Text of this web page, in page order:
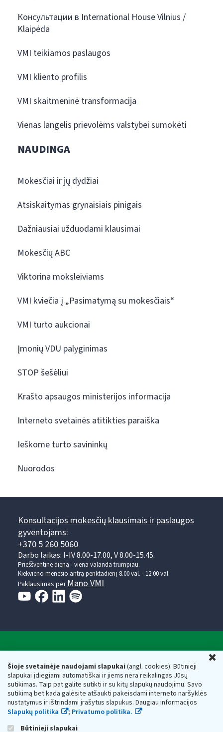
Šioje svetainėje naudojami slapukai(angl. cookies). Būtinieji
slapukai įdiegiami automatiškai ir jiems nėra reikalingas Jūsų
sutikimas. Taip pat galite sutikti ir su kitų slapukų naudojimu. Savo
sutikimą bet kada galėsite atšaukti pakeisdami interneto naršyklės
nustatymus ir ištrindami įrašytus slapukus. Daugiau informacijos
Slapukų politika
; Privatumo politika.
Būtinieji slapukai
Консультации в International House Vilnius /
Klaipėda
VMI teikiamos paslaugos
VMI kliento profilis
VMI skaitmeninė transformacija
Vienas langelis prievolėms valstybei sumokėti
NAUDINGA
Mokesčiai ir jų dydžiai
Atsiskaitymas grynaisiais pinigais
Dažniausiai užduodami klausimai
Mokesčių ABC
Viktorina moksleiviams
VMI kviečia į „Pasimatymą su mokesčiais“
VMI turto aukcionai
Įmonių VDU palyginimas
STOP šešėliui
Krašto apsaugos ministerijos informacija
Interneto svetainės atitikties paraiška
Ieškome turto savininkų
Nuorodos
Konsultacijos mokesčių klausimais ir paslaugos
gyventojams:
+370 5 260 5060
Darbo laikas: I-IV 8.00-17.00, V 8.00-15.45.
Prieššventinę dieną - viena valanda trumpiau.
Kiekvieno mėnesio antrą penktadienį 8.00 val. - 12.00 val.
Paklausimas per Mano VMI
Respublikos finansų ministerijos
Biudžetinė įstaiga. Juridinio asmens kodas — 188659752,
adresas: Vasario 16-osios g. 14, 01107 Vilnius, Lietuva, el.paštas:
vmi@vmi.lt, E. pristatymo dėžutės adresas 188659752
Duomenys apie Valstybinę mokesčių inspekciją prie Lietuvos
Respublikos finansų ministerijos kaupiami ir saugomi Juridinių